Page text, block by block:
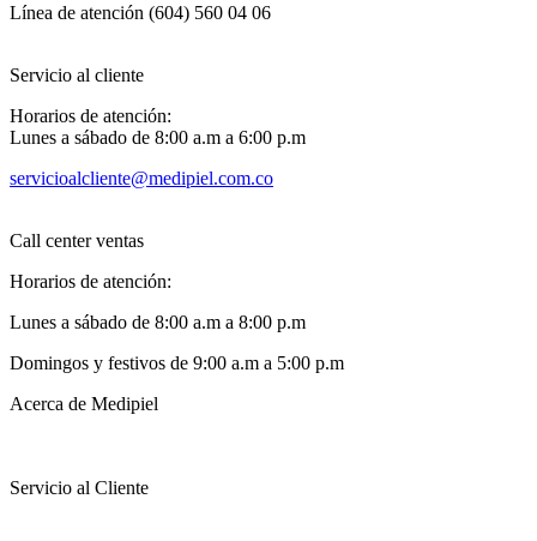
Línea de atención (604) 560 04 06
Servicio al cliente
Horarios de atención:
Lunes a sábado de 8:00 a.m a 6:00 p.m
servicioalcliente@medipiel.com.co
Call center ventas
Horarios de atención:
Lunes a sábado de 8:00 a.m a 8:00 p.m
Domingos y festivos de 9:00 a.m a 5:00 p.m
Acerca de Medipiel
Servicio al Cliente